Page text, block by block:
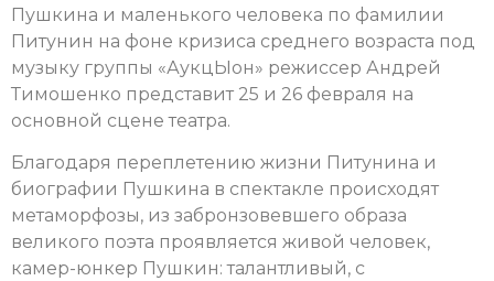
Пушкина и маленького человека по фамилии
Питунин на фоне кризиса среднего возраста под
музыку группы «АукцЫон» режиссер Андрей
Тимошенко представит 25 и 26 февраля на
основной сцене театра.
Благодаря переплетению жизни Питунина и
биографии Пушкина в спектакле происходят
метаморфозы, из забронзовевшего образа
великого поэта проявляется живой человек,
камер-юнкер Пушкин: талантливый, с